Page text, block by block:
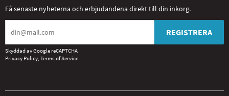
Få senaste nyheterna och erbjudandena direkt till din inkorg.
REGISTRERA
Skyddad av Google reCAPTCHA
Privacy Policy, Terms of Service